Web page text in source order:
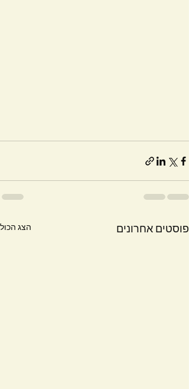
פוסטים אחרונים הצג הכול